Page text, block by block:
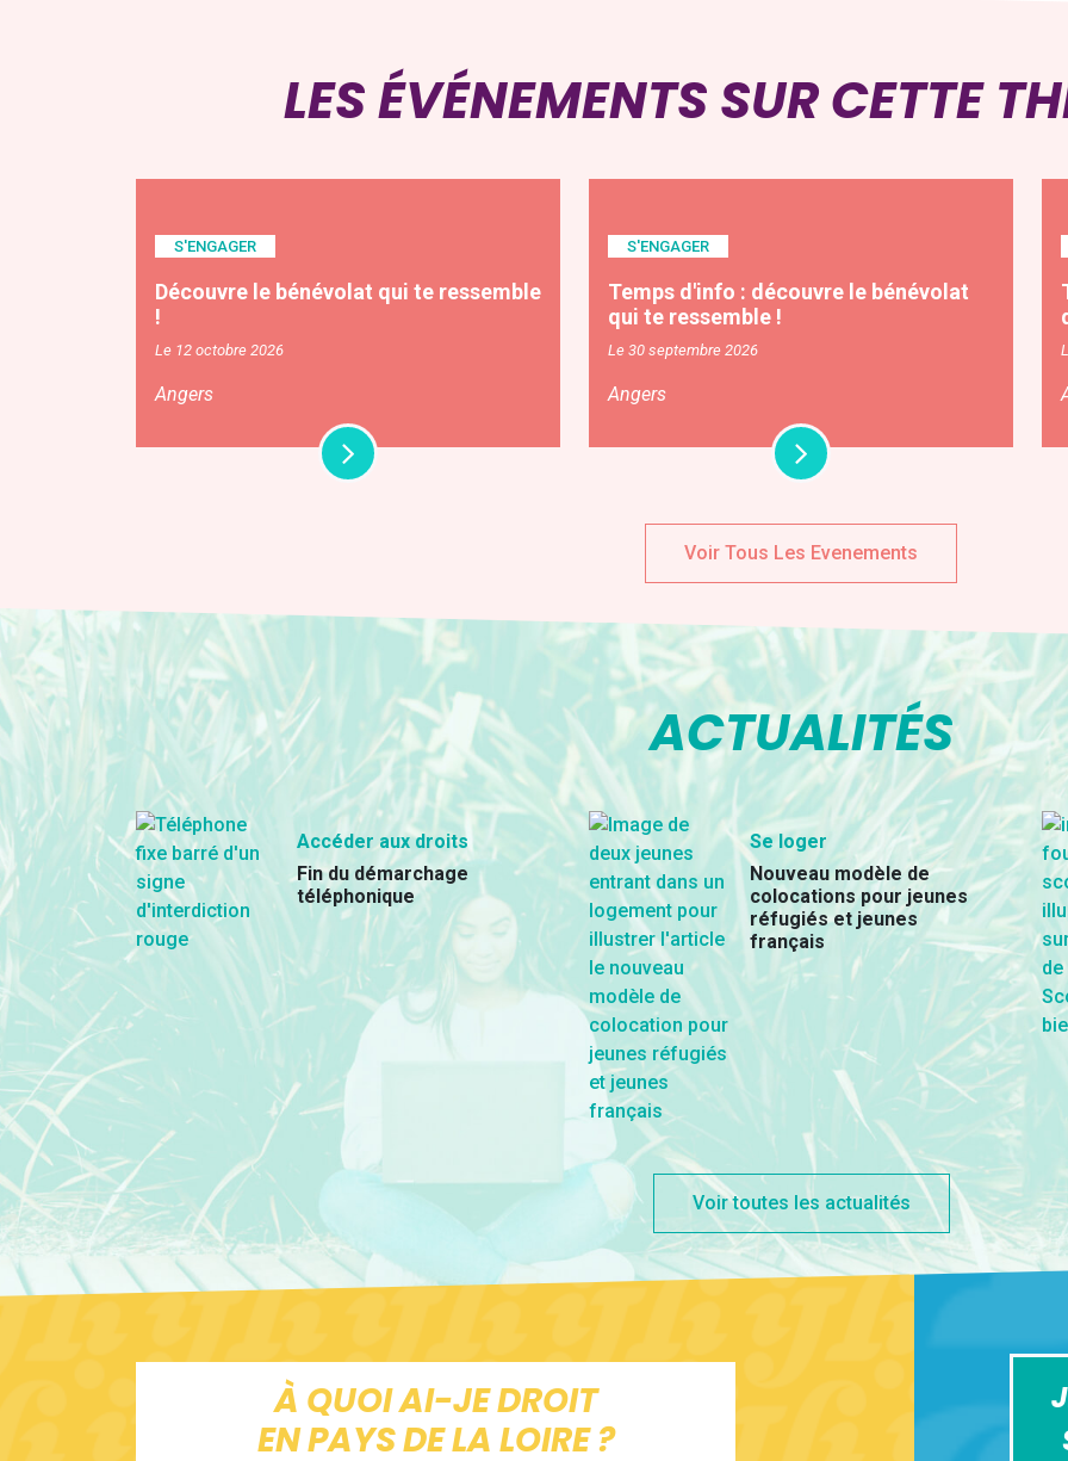
LES ÉVÉNEMENTS SUR CETTE
S'ENGAGER
Découvre le bénévolat qui te ressemble
!
Le 12 octobre 2026
Angers
S'ENGAGER
Temps d'info : découvre le bénévolat
qui te ressemble !
Le 30 septembre 2026
Angers
Voir Tous Les Evenements
ACTUALITÉS
Accéder aux droits
Fin du démarchage
téléphonique
Se loger
Nouveau modèle de
colocations pour jeunes
réfugiés et jeunes
français
Voir toutes les actualités
À QUOI AI-JE DROIT
EN PAYS DE LA LOIRE ?